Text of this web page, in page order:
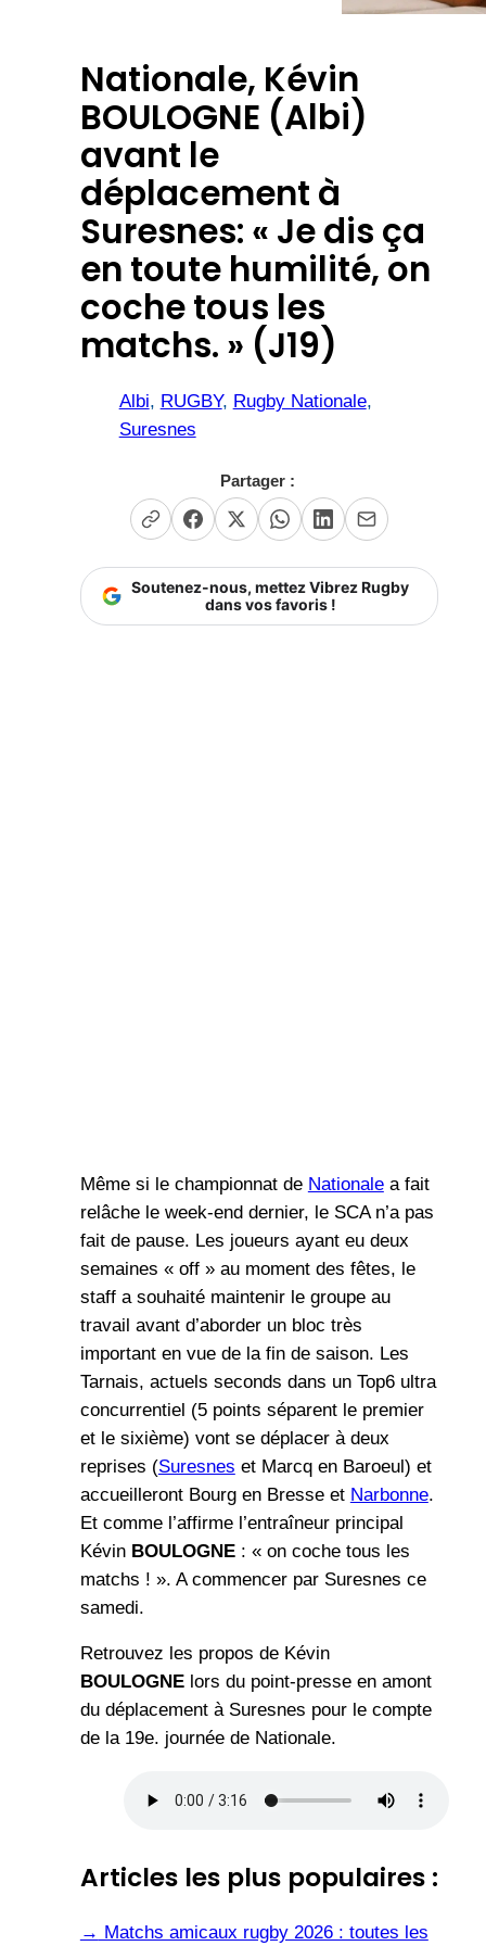
Nationale, Kévin
BOULOGNE (Albi)
avant le
déplacement à
Suresnes: « Je dis ça
en toute humilité, on
coche tous les
matchs. » (J19)
Albi, RUGBY, Rugby Nationale
Suresnes
Partager :
Soutenez-nous, mettez Vibrez Rugby
dans vos favoris !
Même si le championnat de Nationalea fait
relâche le week-end dernier, le SCA n’a pas
fait de pause. Les joueurs ayant eu deux
semaines « off » au moment des fêtes, le
staff a souhaité maintenir le groupe au
travail avant d’aborder un bloc très
important en vue de la fin de saison. Les
Tarnais, actuels seconds dans un Top6 ultra
concurrentiel (5 points séparent le premier
et le sixième) vont se déplacer à deux
reprises (Suresnes et Marcq en Baroeul) et
accueilleront Bourg en Bresse et Narbonne.
Et comme l’affirme l’entraîneur principal
Kévin BOULOGNE : « on coche tous les
matchs ! ». A commencer par Suresnes ce
samedi.
Retrouvez les propos de Kévin
BOULOGNE lors du point-presse en amont
du déplacement à Suresnes pour le compte
de la 19e. journée de Nationale.
Articles les plus populaires :
→ Matchs amicaux rugby 2026 : toutes les